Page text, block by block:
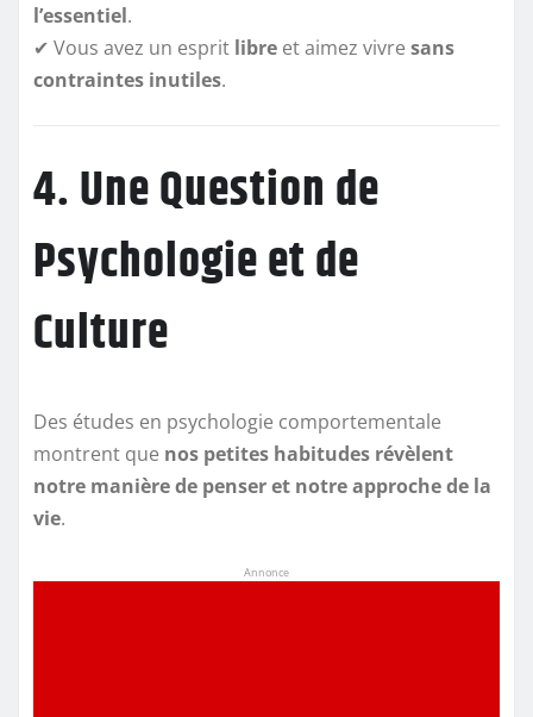
l’essentiel.
✔ Vous avez un esprit libre et aimez vivre sans
contraintes inutiles.
4. Une Question de
Psychologie et de
Culture
Des études en psychologie comportementale
montrent que nos petites habitudes révèlent
notre manière de penser et notre approche de la
vie.
Annonce